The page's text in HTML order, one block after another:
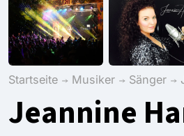
Startseite Musiker Sänger
Jeannine